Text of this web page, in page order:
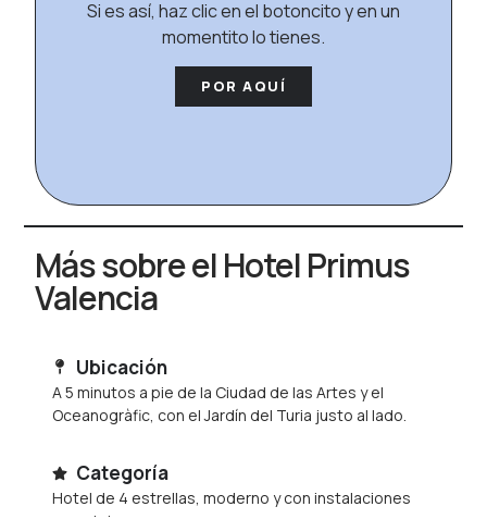
Si es así, haz clic en el botoncito y en un
momentito lo tienes.
POR AQUÍ
Más sobre el Hotel Primus
Valencia
Ubicación
A 5 minutos a pie de la Ciudad de las Artes y el
Oceanogràfic, con el Jardín del Turia justo al lado.
Categoría
Hotel de 4 estrellas, moderno y con instalaciones